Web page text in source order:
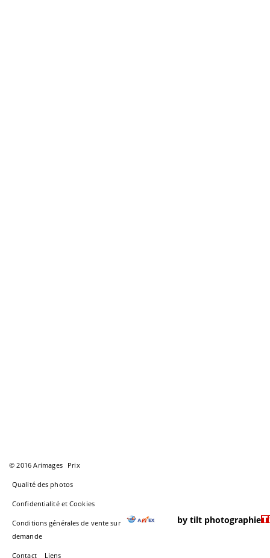
© 2016 Arimages Prix
Qualité des photos
Confidentialité et Cookies
Conditions générales de vente sur
demande
Contact Liens
by tilt photographie